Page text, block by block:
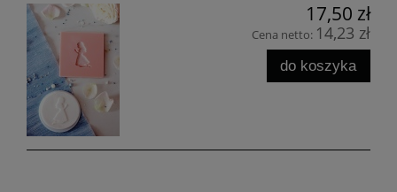
17,50 zł
Cena netto: 14,23 zł
do koszyka